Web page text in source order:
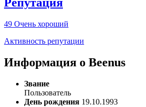
Репутация
49 Очень хороший
Активность репутации
Информация о Beenus
Звание
Пользователь
День рождения 19.10.1993